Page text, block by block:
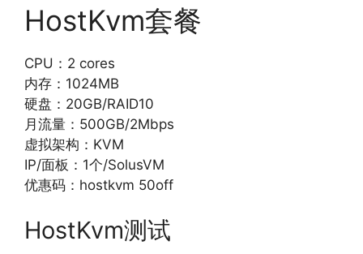
HostKvm套餐
CPU：2 cores
内存：1024MB
硬盘：20GB/RAID10
月流量：500GB/2Mbps
虚拟架构：KVM
IP/面板：1个/SolusVM
优惠码：hostkvm 50off
HostKvm测试